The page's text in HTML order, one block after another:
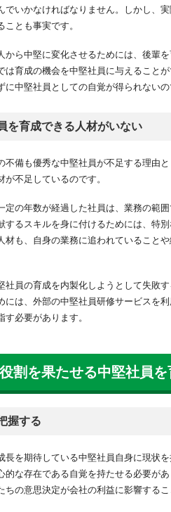
でいかなければなりません。しかし、
ことも事実です。
から中堅に変化させるためには、後輩
は育成の機会を中堅社員に与えること
に中堅社員としての自覚が得られないの
を育成できる人材がいない
不備も優秀な中堅社員が不足する理由
が不足しているのです。
定の年数が経過した社員は、業務の範
するスキルを身に付けるためには、特
材も、自身の業務に追われていること
社員の育成を内製化しようとして失敗
には、外部の中堅社員研修サービスを
す必要があります。
割を果たせる中堅社員
握する
長を期待している中堅社員自身に現状
的な存在である自覚を持たせる必要が
ちの意思決定が会社の利益に影響する